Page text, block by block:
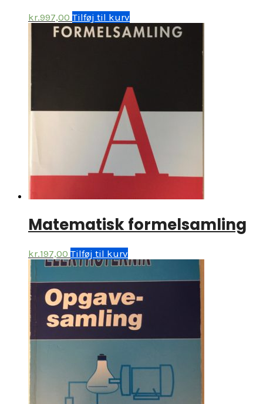
kr.997,00 Tilføj til kurv
Matematisk formelsamling
kr.197,00 Tilføj til kurv